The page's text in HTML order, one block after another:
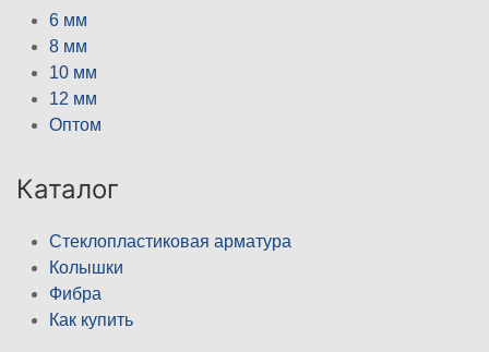
6 мм
8 мм
10 мм
12 мм
Оптом
Каталог
Стеклопластиковая арматура
Колышки
Фибра
Как купить